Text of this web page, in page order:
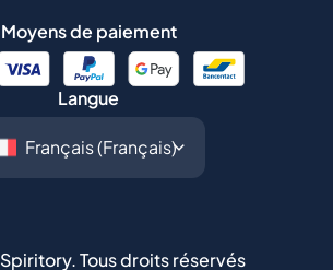
Moyens de paiement
Langue
Spiritory.Tous droits réservés